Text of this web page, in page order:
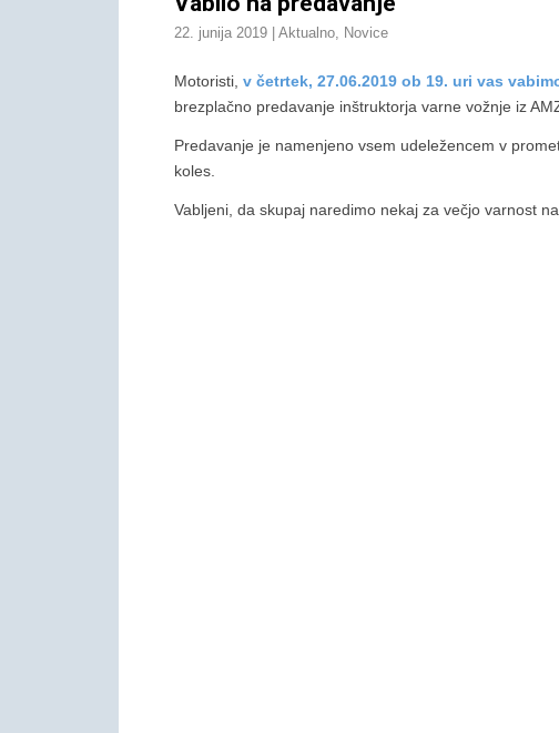
22. junija 2019 Aktualno, Novice
Motoristi, v četrtek, 27.06.2019 ob 19. uri vas
brezplačno predavanje inštruktorja varne vožnje iz
Predavanje je namenjeno vsem udeležencem v
koles.
Vabljeni, da skupaj naredimo nekaj za večjo varnost